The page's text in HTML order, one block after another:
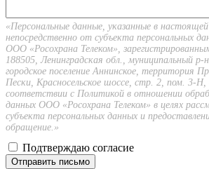
«Персональные данные, указанные в
непосредственно от субъекта персональных
ООО «Росохрана Телеком»,
188505, Ленинградская обл., муниципальный р-
городское поселение Аннинское, территория
Пески, Красносельское шоссе, стр. 2, пом. 3-
соответствии с Политикой в отношении
данных ООО «Росохрана Телеком» в целях
субъекта персональных данных и
обращение.»
Подтверждаю согласие
Отправить письмо